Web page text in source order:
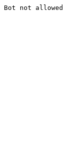
Bot not allowed